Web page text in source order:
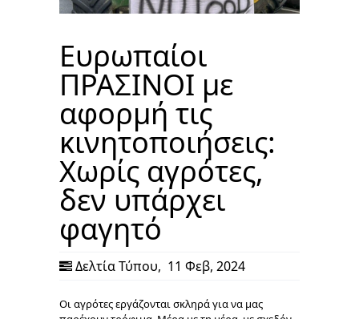
Ευρωπαίοι
ΠΡΑΣΙΝΟΙ με
αφορμή τις
κινητοποιήσεις:
Χωρίς αγρότες,
δεν υπάρχει
φαγητό
Δελτία Τύπου, 11 Φεβ, 2024
Οι αγρότες εργάζονται σκληρά για να μας